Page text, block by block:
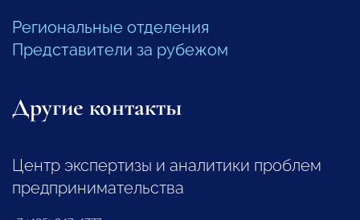
Региональные отделения
Представители за рубежом
Другие контакты
Центр экспертизы и аналитики проблем
предпринимательства